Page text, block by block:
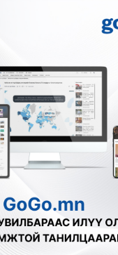
Зурхай
8.06
Шинэ
эрүүл
сүлжээнд